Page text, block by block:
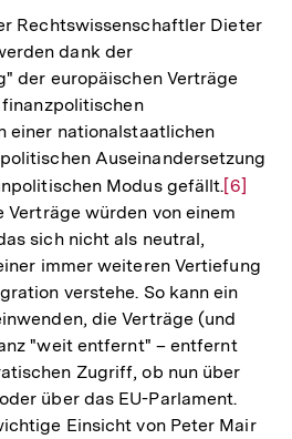
Rechtswissenschaftler Dieter
dank der
der europäischen Verträge
einer nationalstaatlichen
Auseinandersetzung
Modus gefällt.Zur
Fußnote
[6]
würden von einem
sich nicht als neutral,
immer weiteren Vertiefung
verstehe. So kann ein
die Verträge (und
"weit entfernt" – entfernt
Zugriff, ob nun über
über das EU-Parlament.
Einsicht von Peter Mair